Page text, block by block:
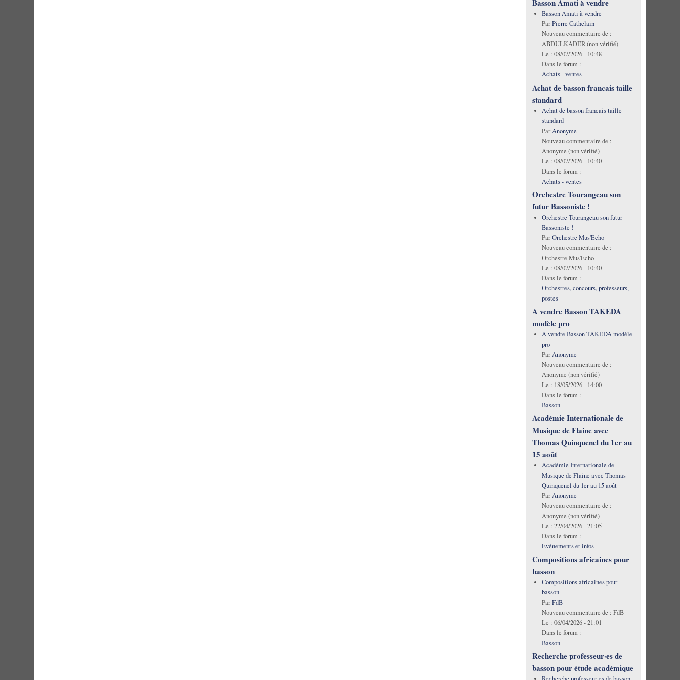
Basson Amati à vendre
Basson Amati à vendre
ParPierre Cathelain
Nouveau commentaire de :
ABDULKADER (non vérifié)
Le : 08/07/2026 - 10:48
Dans le forum :
Achats - ventes
Achat de basson francais taille
standard
Achat de basson francais taille
standard
ParAnonyme
Nouveau commentaire de :
Anonyme (non vérifié)
Le : 08/07/2026 - 10:40
Dans le forum :
Achats - ventes
Orchestre Tourangeau son
futur Bassoniste !
Orchestre Tourangeau son futur
Bassoniste !
ParOrchestre Mus'Echo
Nouveau commentaire de :
Orchestre Mus'Echo
Le : 08/07/2026 - 10:40
Dans le forum :
Orchestres, concours, professeurs,
postes
A vendre Basson TAKEDA
modèle pro
A vendre Basson TAKEDA modèle
pro
ParAnonyme
Nouveau commentaire de :
Anonyme (non vérifié)
Le : 18/05/2026 - 14:00
Dans le forum :
Basson
Académie Internationale de
Musique de Flaine avec
Thomas Quinquenel du 1er au
15 août
Académie Internationale de
Musique de Flaine avec Thomas
Quinquenel du 1er au 15 août
ParAnonyme
Nouveau commentaire de :
Anonyme (non vérifié)
Le : 22/04/2026 - 21:05
Dans le forum :
Evénements et infos
Compositions africaines pour
basson
Compositions africaines pour
basson
ParFdB
Nouveau commentaire de : FdB
Le : 06/04/2026 - 21:01
Dans le forum :
Basson
Recherche professeur·es de
basson pour étude académique